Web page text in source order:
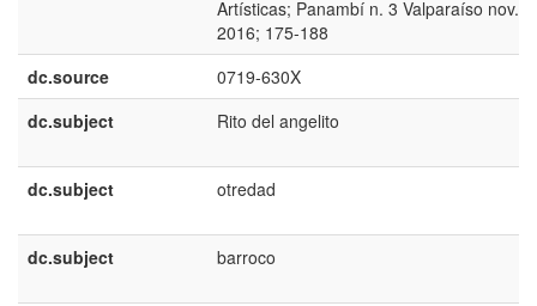
Artísticas; Panambí n. 3 Valparaíso nov.
2016; 175-188
dc.source
0719-630X
dc.subject
Rito del angelito
dc.subject otredad
dc.subject barroco